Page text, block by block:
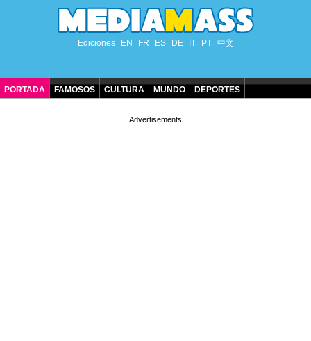
Ediciones EN FR ES DE IT PT 中文
PORTADA FAMOSOS CULTURA MUNDO DEPORTES